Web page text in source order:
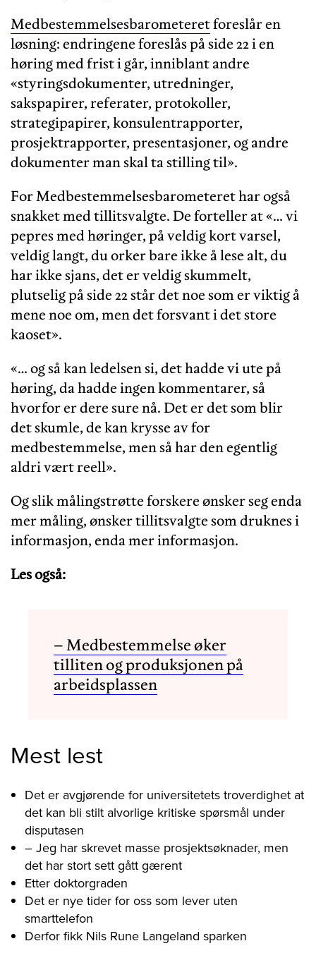
Medbestemmelsesbarometeretforeslår en
løsning: endringene foreslås på side 22 i en
høring med frist i går, inniblant andre
«styringsdokumenter, utredninger,
sakspapirer, referater, protokoller,
strategipapirer, konsulentrapporter,
prosjektrapporter, presentasjoner, og andre
dokumenter man skal ta stilling til».
For Medbestemmelsesbarometeret har også
snakket med tillitsvalgte. De forteller at «… vi
pepres med høringer, på veldig kort varsel,
veldig langt, du orker bare ikke å lese alt, du
har ikke sjans, det er veldig skummelt,
plutselig på side 22 står det noe som er viktig å
mene noe om, men det forsvant i det store
kaoset».
«… og så kan ledelsen si, det hadde vi ute på
høring, da hadde ingen kommentarer, så
hvorfor er dere sure nå. Det er det som blir
det skumle, de kan krysse av for
medbestemmelse, men så har den egentlig
aldri vært reell».
Og slik målingstrøtte forskere ønsker seg enda
mer måling, ønsker tillitsvalgte som druknes i
informasjon, enda mer informasjon.
Les også:
– Medbestemmelse øker
tilliten og produksjonen på
arbeidsplassen
Mest lest
Det er avgjørende for universitetets troverdighet at
det kan bli stilt alvorlige kritiske spørsmål under
disputasen
– Jeg har skrevet masse prosjektsøknader, men
det har stort sett gått gærent
Etter doktorgraden
Det er nye tider for oss som lever uten
smarttelefon
Derfor fikk Nils Rune Langeland sparken